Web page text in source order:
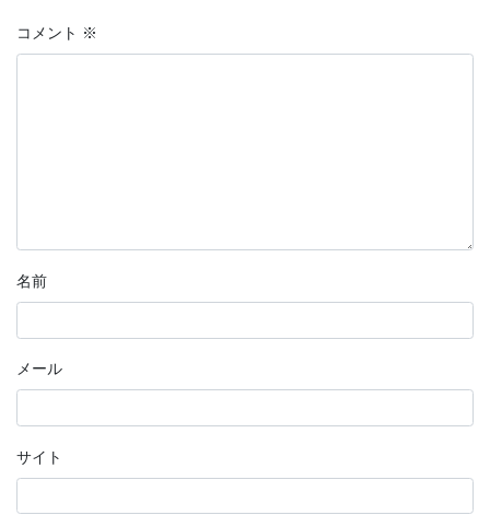
コメント ※
名前
メール
サイト